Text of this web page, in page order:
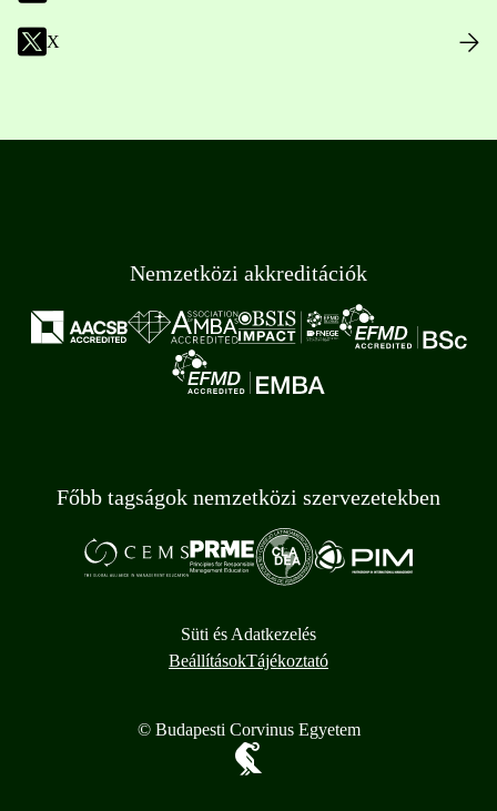
X
Nemzetközi akkreditációk
Főbb tagságok nemzetközi szervezetekben
Süti és Adatkezelés
BeállításokTájékoztató
© Budapesti Corvinus Egyetem